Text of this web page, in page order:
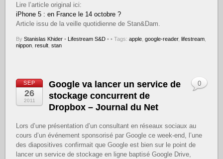
Lire l’article original ici:
iPhone 5 : en France le 14 octobre ?
Article issu de la veille quotidienne de Stan&Dam.
ByStanislas Khider • Lifestream S&D • • Tags:apple ,google-reader,lifestream
nippon ,result ,stan
SEP
26
2011
Google va lancer un service de
stockage concurrent de
Dropbox – Journal du Net
Lors d’une présentation d’un consultant en réseaux sociaux au
cours d’un événement sponsorisé par Google ce week-end, l’une
des diapositives confirmait que Google est bien sur le point de
lancer un service de stockage en ligne baptisé Google Drive,
0